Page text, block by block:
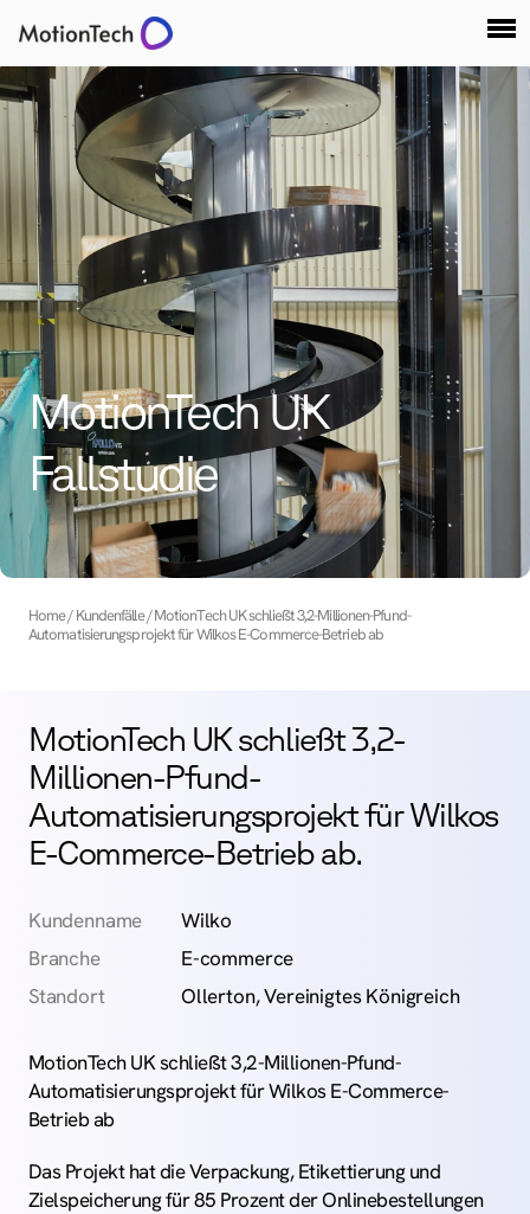
MotionTech UK
Fallstudie
Home Kundenfälle MotionTech UK schließt 3,2-Millionen-Pfund-
Automatisierungs­projekt für Wilkos E-Commerce-Betrieb ab
MotionTech UK schließt 3,2-
Millionen-Pfund-
Automatisierungs­­­­projekt für Wilkos
E-Commerce-Betrieb ab.
Kundenname
Wilko
Branche
E-commerce
Standort
Ollerton, Vereinigtes Königreich
MotionTech UK schließt 3,2-Millionen-Pfund-
Automatisierungs­­­projekt für Wilkos E-Commerce-
Betrieb ab
Das Projekt hat die Verpackung, Etikettierung und
Zielspeicherung für 85 Prozent der Onlinebestellungen